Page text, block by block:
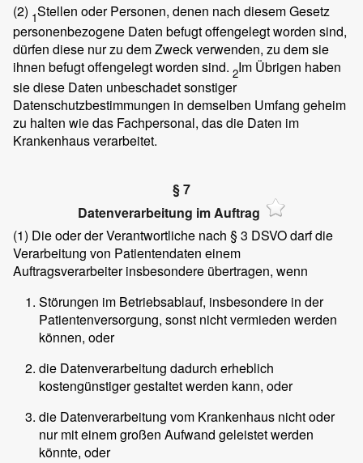
(2) 1Stellen oder Personen, denen nach diesem Gesetz
personenbezogene Daten befugt offengelegt worden sind,
dürfen diese nur zu dem Zweck verwenden, zu dem sie
ihnen befugt offengelegt worden sind. 2Im Übrigen haben
sie diese Daten unbeschadet sonstiger
Datenschutzbestimmungen in demselben Umfang geheim
zu halten wie das Fachpersonal, das die Daten im
Krankenhaus verarbeitet.
§ 7
Datenverarbeitung im Auftrag
(1) Die oder der Verantwortliche nach § 3 DSVO darf die
Verarbeitung von Patientendaten einem
Auftragsverarbeiter insbesondere übertragen, wenn
Störungen im Betriebsablauf, insbesondere in der
Patientenversorgung, sonst nicht vermieden werden
können, oder
die Datenverarbeitung dadurch erheblich
kostengünstiger gestaltet werden kann, oder
die Datenverarbeitung vom Krankenhaus nicht oder
nur mit einem großen Aufwand geleistet werden
könnte, oder